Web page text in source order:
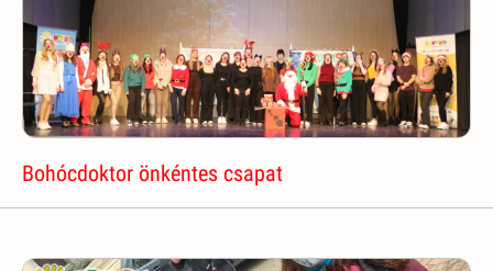
Bohócdoktor önkéntes csapat